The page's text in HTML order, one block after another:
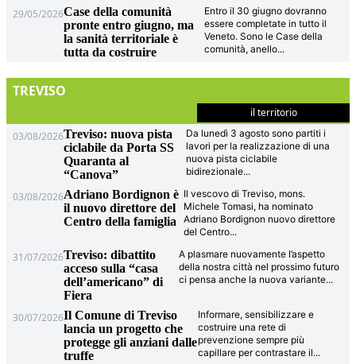
29/05/2026Case della comunità
pronte entro giugno, ma
la sanità territoriale è
tutta da costruire
Entro il 30 giugno dovranno
essere completate in tutto il
Veneto. Sono le Case della
comunità, anello...
TREVISO
il territorio
03/08/2026Treviso: nuova pista
ciclabile da Porta SS
Quaranta al
“Canova”
Da lunedì 3 agosto sono partiti i
lavori per la realizzazione di una
nuova pista ciclabile
bidirezionale...
03/08/2026Adriano Bordignon è
il nuovo direttore del
Centro della famiglia
Il vescovo di Treviso, mons.
Michele Tomasi, ha nominato
Adriano Bordignon nuovo direttore
del Centro...
31/07/2026Treviso: dibattito
acceso sulla “casa
dell’americano” di
Fiera
A plasmare nuovamente l’aspetto
della nostra città nel prossimo futuro
ci pensa anche la nuova variante...
30/07/2026Il Comune di Treviso
lancia un progetto che
protegge gli anziani dalle
truffe
Informare, sensibilizzare e
costruire una rete di
prevenzione sempre più
capillare per contrastare il...